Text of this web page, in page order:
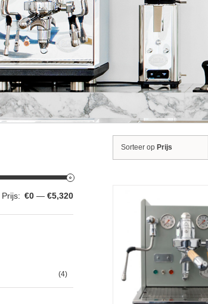
Sorteer op Prijs
Min.
Max.
Prijs: €0 — €5,320
(4)